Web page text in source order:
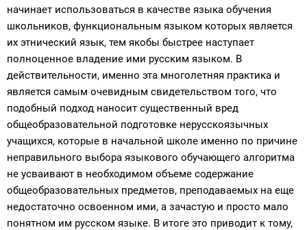
начинает использоваться в качестве языка обучения
школьников, функциональным языком которых является
их этнический язык, тем якобы быстрее наступает
полноценное владение ими русским языком. В
действительности, именно эта многолетняя практика и
является самым очевидным свидетельством того, что
подобный подход наносит существенный вред
общеобразовательной подготовке нерусскоязычных
учащихся, которые в начальной школе именно по причине
неправильного выбора языкового обучающего алгоритма
не усваивают в необходимом объеме содержание
общеобразовательных предметов, преподаваемых на еще
недостаточно освоенном ими, а зачастую и просто мало
понятном им русском языке. В итоге это приводит к тому,